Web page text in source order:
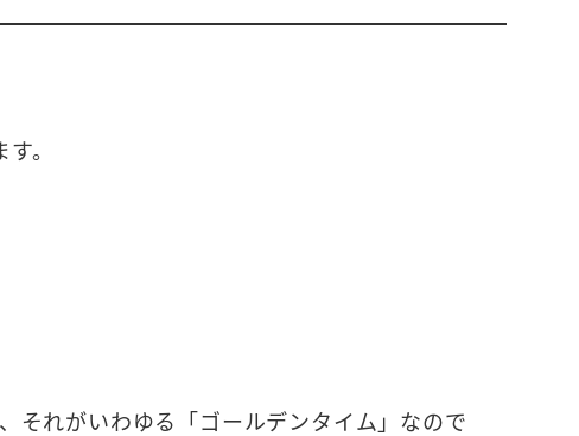
。
それがいわゆる「ゴールデンタイム」なので